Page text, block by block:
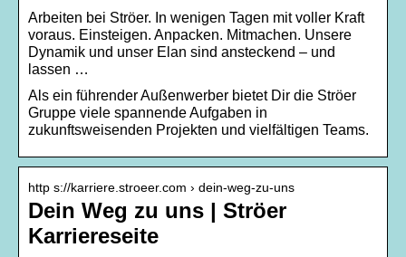
Arbeiten bei Ströer. In wenigen Tagen mit voller Kraft
voraus. Einsteigen. Anpacken. Mitmachen. Unsere
Dynamik und unser Elan sind ansteckend – und
lassen …
Als ein führender Außenwerber bietet Dir die Ströer
Gruppe viele spannende Aufgaben in
zukunftsweisenden Projekten und vielfältigen Teams.
http s://karriere.stroeer.com › dein-weg-zu-uns
Dein Weg zu uns | Ströer
Karriereseite